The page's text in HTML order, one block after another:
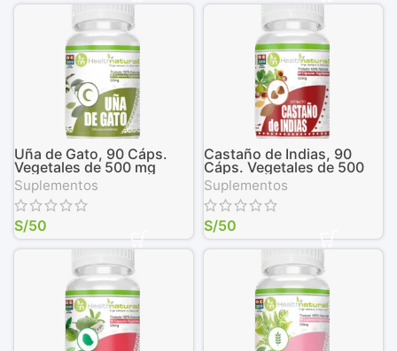
Uña de Gato, 90 Cáps.
Vegetales de 500 mg
Suplementos
S/50
Castaño de Indias, 90
Cáps. Vegetales de 500
mg
Suplementos
S/50